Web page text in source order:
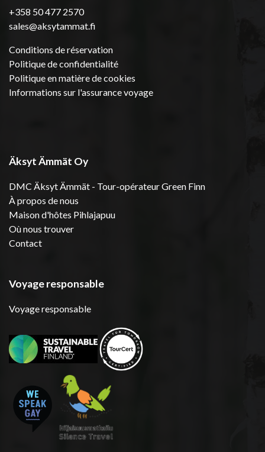
+358 50 477 2570
sales@aksytammat.fi
Conditions de réservation
Politique de confidentialité
Politique en matière de cookies
Informations sur l'assurance voyage
Äksyt Ämmät Oy
DMC Äksyt Ämmät - Tour-opérateur Green Finn
À propos de nous
Maison d'hôtes Pihlajapuu
Où nous trouver
Contact
Voyage responsable
Voyage responsable